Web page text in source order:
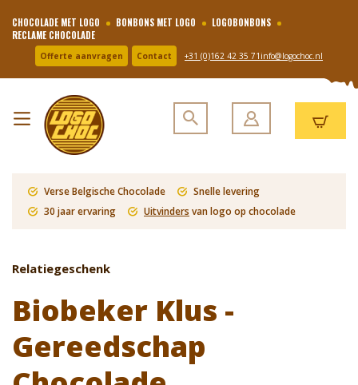
CHOCOLADE MET LOGO BONBONS MET LOGO
LOGOBONBONS
RECLAME CHOCOLADE
Offerte aanvragen Contact +31 (0)162 42 35 71 info@logochoc.nl
Verse Belgische Chocolade
Snelle levering
30 jaar ervaring
Uitvinders van logo op chocolade
Relatiegeschenk
Biobeker Klus -
Gereedschap